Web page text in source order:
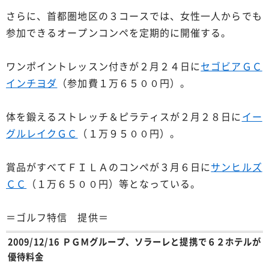
さらに、首都圏地区の３コースでは、女性一人からでも
参加できるオープンコンペを定期的に開催する。
ワンポイントレッスン付きが２月２４日にセゴビアＧＣ
インチヨダ （参加費１万６５００円）。
体を鍛えるストレッチ＆ピラティスが２月２８日にイー
グルレイクＧＣ
（１万９５００円）。
賞品がすべてＦＩＬＡのコンペが３月６日にサンヒルズ
ＣＣ
（１万６５００円）等となっている。
＝ゴルフ特信 提供＝
2009/12/16 ＰＧＭグループ、ソラーレと提携で６２ホテルが
優待料金